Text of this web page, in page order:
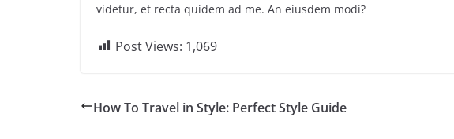
videtur, et recta quidem ad me. An eiusdem modi?
Post Views: 1,069
How To Travel in Style: Perfect Style Guide